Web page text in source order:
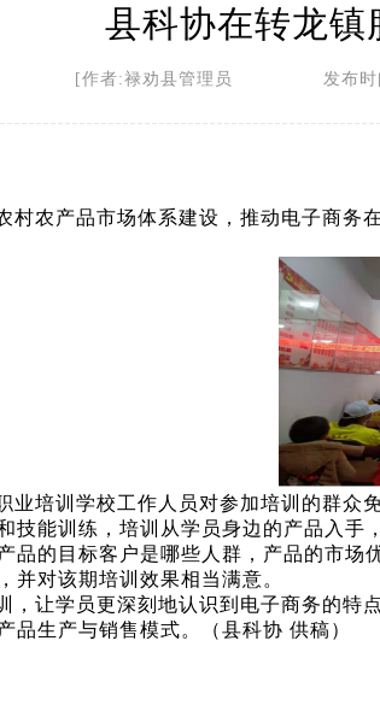
县科协在转龙镇
[作者:禄劝县管理员 发布时间
村农产品市场体系建设，推动电子商务
业培训学校工作人员对参加培训的群众
技能训练，培训从学员身边的产品入手
品的目标客户是哪些人群，产品的市场
并对该期培训效果相当满意。
，让学员更深刻地认识到电子商务的特
品生产与销售模式。（县科协 供稿）